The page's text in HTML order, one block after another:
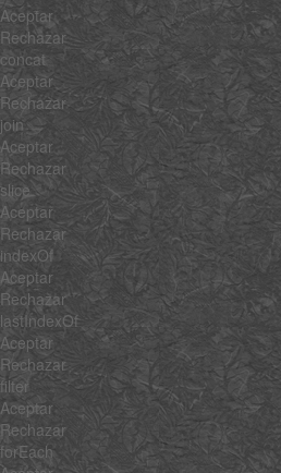
Aceptar
Rechazar
concat
Aceptar
Rechazar
join
Aceptar
Rechazar
slice
Aceptar
Rechazar
indexOf
Aceptar
Rechazar
lastIndexOf
Aceptar
Rechazar
filter
Aceptar
Rechazar
forEach